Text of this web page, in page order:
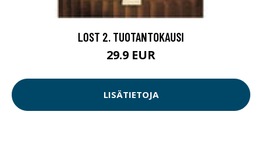
LOST 2. TUOTANTOKAUSI
29.9 EUR
LISÄTIETOJA